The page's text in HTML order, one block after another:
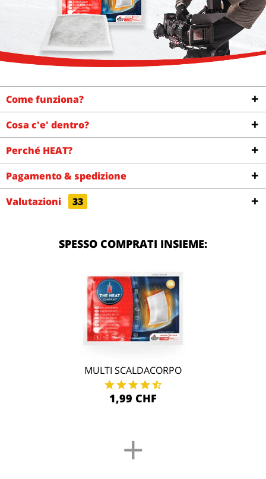
Come funziona?
Cosa c'e' dentro?
Perché HEAT?
Pagamento & spedizione
Valutazioni
33
SPESSO COMPRATI INSIEME:
MULTI SCALDACORPO
1,99 CHF
+